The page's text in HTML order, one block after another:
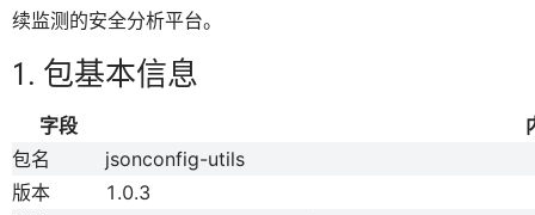
续监测的安全分析平台。
1. 包基本信息
字段
包名
jsonconfig-utils
版本
1.0.3